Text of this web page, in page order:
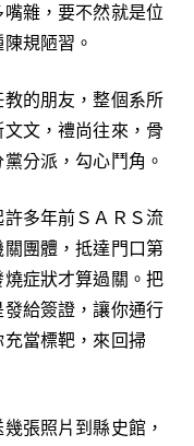
雜，要不然就是位
規陋習。
的朋友，整個系所
文，禮尚往來，骨
分派，勾心鬥角。
多年前ＳＡＲＳ流
團體，抵達門口第
症狀才算過關。把
給簽證，讓你通行
當標靶，來回掃
張照片到縣史館，